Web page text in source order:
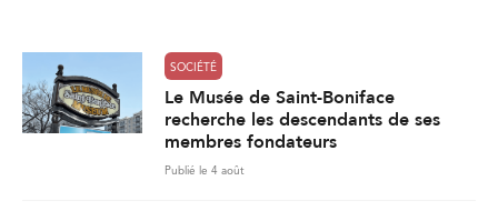
SOCIÉTÉ
Le Musée de Saint-Boniface
recherche les descendants de ses
membres fondateurs
Publié le 4 août